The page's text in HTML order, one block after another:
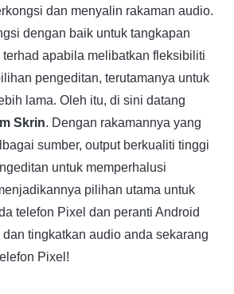
dan menyalin rakaman audio.
dengan baik untuk tangkapan
apabila melibatkan fleksibiliti
pengeditan, terutamanya untuk
lama. Oleh itu, di sini datang
Skrin. Dengan rakamannya yang
sumber, output berkualiti tinggi
untuk memperhalusi
pilihan utama untuk
telefon Pixel dan peranti Android
tingkatkan audio anda sekarang
Pixel!